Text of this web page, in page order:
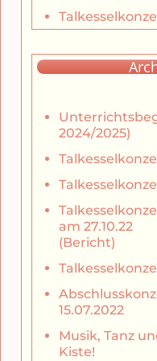
2024/2025)
am 27.10.22
(Bericht)
15.07.2022
Musik, Tanz
Kiste!